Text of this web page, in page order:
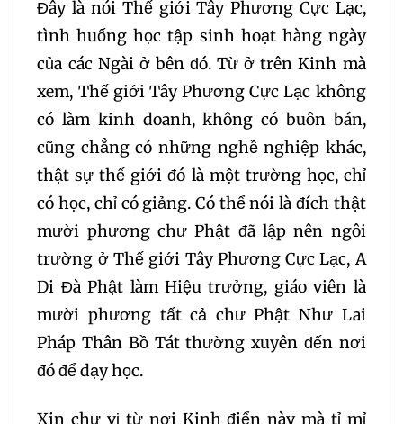
124 125 126 127
128 129 130 131
132 133 134 135
136 137 138 139
140 142 143
144 145
149
152 153
Đây là nói Thế giới Tây Phương Cực Lạc,
tình huống học tập sinh hoạt hàng ngày
của các Ngài ở bên đó. Từ ở trên Kinh mà
xem, Thế giới Tây Phương Cực Lạc không
có làm kinh doanh, không có buôn bán,
cũng chẳng có những nghề nghiệp khác,
thật sự thế giới đó là một trường học, chỉ
có học, chỉ có giảng. Có thể nói là đích thật
mười phương chư Phật đã lập nên ngôi
trường ở Thế giới Tây Phương Cực Lạc, A
Di Đà Phật làm Hiệu trưởng, giáo viên là
mười phương tất cả chư Phật Như Lai
Pháp Thân Bồ Tát thường xuyên đến nơi
đó để dạy học.
Xin chư vị từ nơi Kinh điển này mà tỉ mỉ